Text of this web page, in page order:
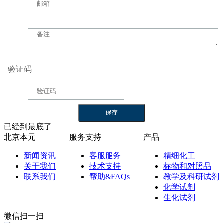
验证码
已经到最底了
北京本元
新闻资讯
关于我们
联系我们
服务支持
客服服务
技术支持
帮助&FAQs
产品
精细化工
标物和对照品
教学及科研试剂
化学试剂
生化试剂
微信扫一扫